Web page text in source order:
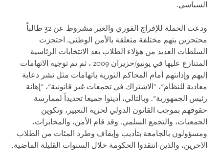
السياسي.
ودعت الحملة للإفراج الفوري والغير مشروط عن 32 طالباً
محتجزين بتهم مختلفة متعلقة بالأمن الوطني. احتجزت
السلطات العديد من هؤلاء الطلاب بعد الانتخابات الرئاسية
المتنازع عليها في يونيو/حزيران 2009 ، ثم تم توجيه الاتهامات
إليهم وإدانتهم أمام المحاكم الثورية باتهامات مثل نشر دعاية
معادية للنظام"، "الاشتراك في تجمعات غير قانونية"، "إهانة
رئيس الجمهورية". وبالتالي، أدينوا جميعا تحديداً لممارسة
حقوقهم بموجب القانون الدولي لحرية التعبير، وتكوين
الجمعيات، والتجمع السلمي. وقد قام الأمن، والمخابرات،
ومسؤولون بالجامعة بتأديب وإيقاف وطرد المئات من الطلاب
الاخرين، والذين انتقدوا الحكومة خلال السنوات القليلة الماضية.